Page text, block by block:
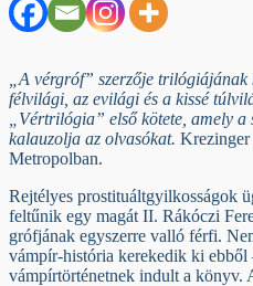
„A vérgróf” szerzője
félvilági, az evilági és a kissé
„Vértrilógia” első kötete, amely
kalauzolja az olvasókat. Krezinger
Metropolban.
Rejtélyes prostituáltgyilkosságok
feltűnik egy magát II. Rákóczi
grófjának egyszerre valló férfi.
vámpír-história kerekedik ki ebből
vámpírtörténetnek indult a könyv.